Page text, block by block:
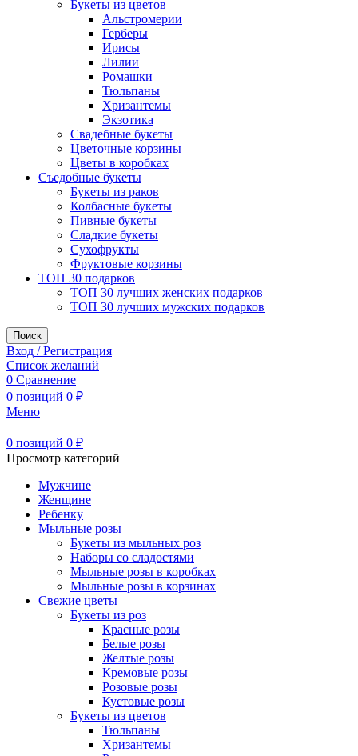
Букеты из цветов
Альстромерии
Герберы
Ириcы
Лилии
Ромашки
Тюльпаны
Хризантемы
Экзотика
Свадебные букеты
Цветочные корзины
Цветы в коробках
Съедобные букеты
Букеты из раков
Колбасные букеты
Пивные букеты
Сладкие букеты
Сухофрукты
Фруктовые корзины
ТОП 30 подарков
ТОП 30 лучших женских подарков
ТОП 30 лучших мужских подарков
Поиск
Вход / Регистрация
Список желаний
0 Сравнение
0 позиций 0 ₽
Меню
0 позиций 0 ₽
Просмотр категорий
Мужчине
Женщине
Ребенку
Мыльные розы
Букеты из мыльных роз
Наборы со сладостями
Мыльные розы в коробках
Мыльные розы в корзинах
Свежие цветы
Букеты из роз
Красные розы
Белые розы
Желтые розы
Кремовые розы
Розовые розы
Кустовые розы
Букеты из цветов
Тюльпаны
Хризантемы